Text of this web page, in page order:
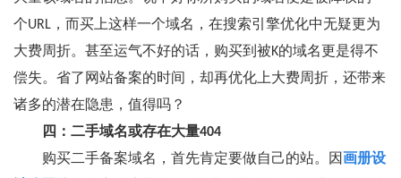
个URL，而买上这样一个域名，在搜索引擎优化中无疑更为
大费周折。甚至运气不好的话，购买到被K的域名更是得不
偿失。省了网站备案的时间，却再优化上大费周折，还带来
诸多的潜在隐患，值得吗？
四：二手域名或存在大量404
购买二手备案域名，首先肯定要做自己的站。因 画册设